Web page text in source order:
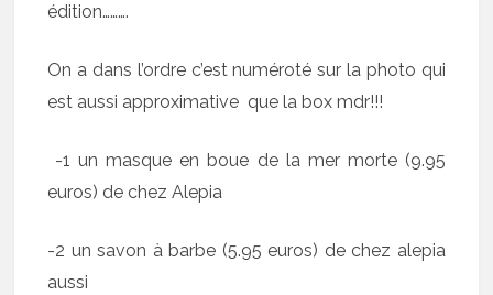
édition……….
On a dans l’ordre c’est numéroté sur la photo qui
est aussi approximative que la box mdr!!!
-1 un masque en boue de la mer morte (9.95
euros) de chez Alepia
-2 un savon à barbe (5.95 euros) de chez alepia
aussi